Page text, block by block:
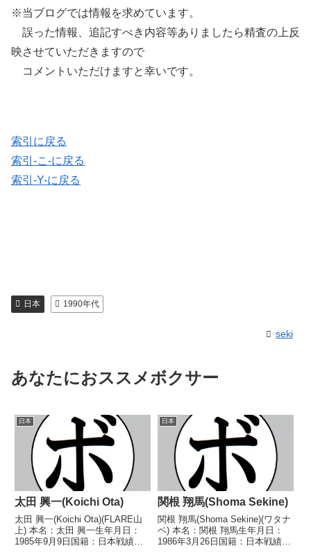
※当ブログでは情報を求めています。
誤った情報、追記すべき内容等ありましたら精査の上反
映させていただきますので
コメントいただけますと幸いです。
索引に戻る
索引-こ-に戻る
索引-Y-に戻る
日本 1990年代
seki
あなたにおススメボクサー
日本
太田 興一(Koichi Ota)
太田 興一(Koichi Ota)(FLARE山
上) 本名：太田 興一生年月日：
1985年9月9日国籍：日本戦績：4
日本
関根 翔馬(Shoma Sekine)
関根 翔馬(Shoma Sekine)(ワタナ
ベ) 本名：関根 翔馬生年月日：
1986年3月26日国籍：日本戦績：